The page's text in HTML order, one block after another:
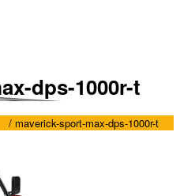
dps-1000r-t
/ maverick-sport-max-dps-1000r-t